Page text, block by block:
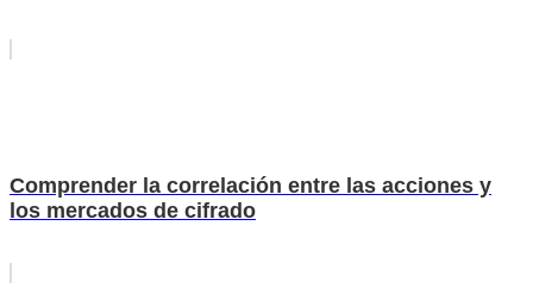
Comprender la correlación entre las acciones y
los mercados de cifrado